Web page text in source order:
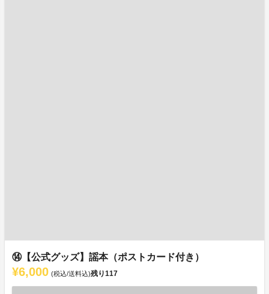
⑭【公式グッズ】謡本（ポストカード付き）
¥6,000 (税込/送料込)残り117